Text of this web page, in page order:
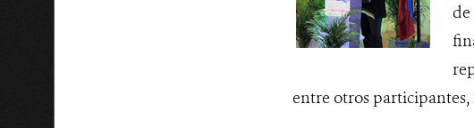
de
entre otros